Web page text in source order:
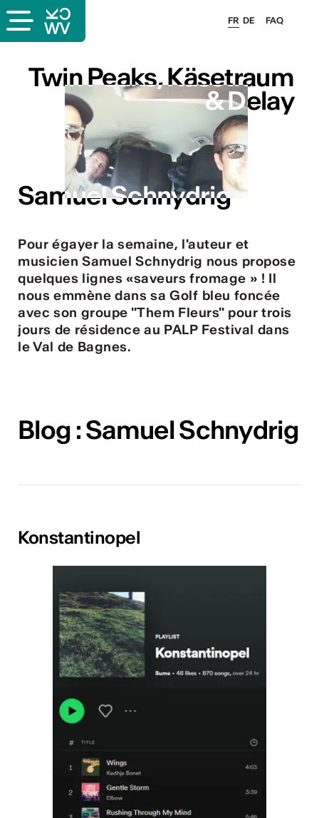
FAQ
FR DE
Twin Peaks, Käsetraum
& Delay
Samuel Schnydrig
Twin Peaks, Käsetraum
& Delay
Samuel Schnydrig
Pour égayer la semaine, l'auteur et
musicien Samuel Schnydrig nous propose
quelques lignes «saveurs fromage » ! Il
nous emmène dans sa Golf bleu foncée
avec son groupe "Them Fleurs" pour trois
jours de résidence au PALP Festival dans
le Val de Bagnes.
Blog : Samuel Schnydrig
Konstantinopel